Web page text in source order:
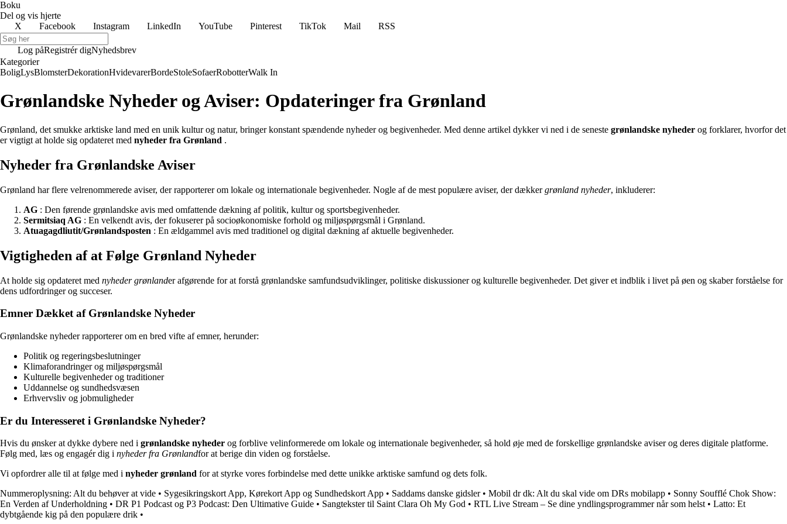
Boku
Del og vis hjerte
X
Facebook Instagram LinkedIn YouTube Pinterest TikTok Mail RSS
Log påRegistrér digNyhedsbrev
Kategorier
BoligLysBlomsterDekorationHvidevarerBordeStoleSofaerRobotterWalk In
Grønlandske Nyheder og Aviser: Opdateringer fra Grønland
Grønland, det smukke arktiske land med en unik kultur og natur, bringer konstant spændende nyheder og begivenheder. Med denne artikel dykker vi ned i de seneste grønlandske nyheder og forklarer, hvorfor det
er vigtigt at holde sig opdateret med nyheder fra Grønland .
Nyheder fra Grønlandske Aviser
Grønland har flere velrenommerede aviser, der rapporterer om lokale og internationale begivenheder. Nogle af de mest populære aviser, der dækkergrønland nyheder, inkluderer:
AG : Den førende grønlandske avis med omfattende dækning af politik, kultur og sportsbegivenheder.
Sermitsiaq AG : En velkendt avis, der fokuserer på socioøkonomiske forhold og miljøspørgsmål i Grønland.
Atuagagdliutit/Grønlandsposten : En ældgammel avis med traditionel og digital dækning af aktuelle begivenheder.
Vigtigheden af at Følge Grønland Nyheder
At holde sig opdateret med nyheder grønlander afgørende for at forstå grønlandske samfundsudviklinger, politiske diskussioner og kulturelle begivenheder. Det giver et indblik i livet på øen og skaber forståelse for
dens udfordringer og succeser.
Emner Dækket af Grønlandske Nyheder
Grønlandske nyheder rapporterer om en bred vifte af emner, herunder:
Politik og regeringsbeslutninger
Klimaforandringer og miljøspørgsmål
Kulturelle begivenheder og traditioner
Uddannelse og sundhedsvæsen
Erhvervsliv og jobmuligheder
Er du Interesseret i Grønlandske Nyheder?
Hvis du ønsker at dykke dybere ned i grønlandske nyheder og forblive velinformerede om lokale og internationale begivenheder, så hold øje med de forskellige grønlandske aviser og deres digitale platforme.
Følg med, læs og engagér dig i nyheder fra Grønlandfor at berige din viden og forståelse.
Vi opfordrer alle til at følge med i nyheder grønland for at styrke vores forbindelse med dette unikke arktiske samfund og dets folk.
Nummeroplysning: Alt du behøver at vide • Sygesikringskort App, Kørekort App og Sundhedskort App • Saddams danske gidsler• Mobil dr dk: Alt du skal vide om DRs mobilapp • Sonny Soufflé Chok Show:
En Verden af Underholdning • DR P1 Podcast og P3 Podcast: Den Ultimative Guide • Sangtekster til Saint Clara Oh My God • RTL Live Stream – Se dine yndlingsprogrammer når som helst • Latto: Et
dybtgående kig på den populære drik •